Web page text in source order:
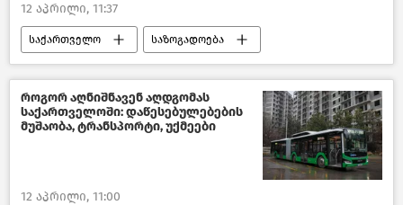
12 აპრილი, 11:37
საქართველო საზოგადოება
აღდგომა რელიგია
როგორ აღნიშნავენ აღდგომას
საქართველოში: დაწესებულებების
მუშაობა, ტრანსპორტი, უქმეები
12 აპრილი, 11:00